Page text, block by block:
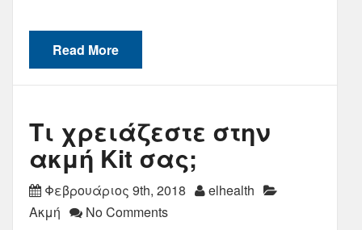
Read More
Τι χρειάζεστε στην
ακμή Kit σας;
Φεβρουάριος 9th, 2018
elhealth
Ακμή
No Comments